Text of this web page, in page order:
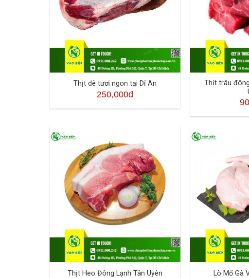
Cửa hàng bán thực phẩm tươi sống/đông lạnh ngon
Hồ Chí Minh, Hà Nội, An Giang, Vũng Tàu, Bạc Liêu,
Bằng, Cần Thơ, Đà Nẵng, Đắk Lắk,Đắk Nông, Đồng
Tum, Lai Châu, Lào Cai, Lạng Sơn, Lâm Đồng, Đà Lạt,
Quảng Ngãi, Quảng Ninh, Quảng Trị, Sóc Trăng, Sơn
Vĩnh Phúc, Yên Bái...
Thịt dê tươi ngon tại Dĩ An
250,000đ
Thịt trâu
Thịt Heo Đông Lạnh Tân Uyên Lò Mổ Gà